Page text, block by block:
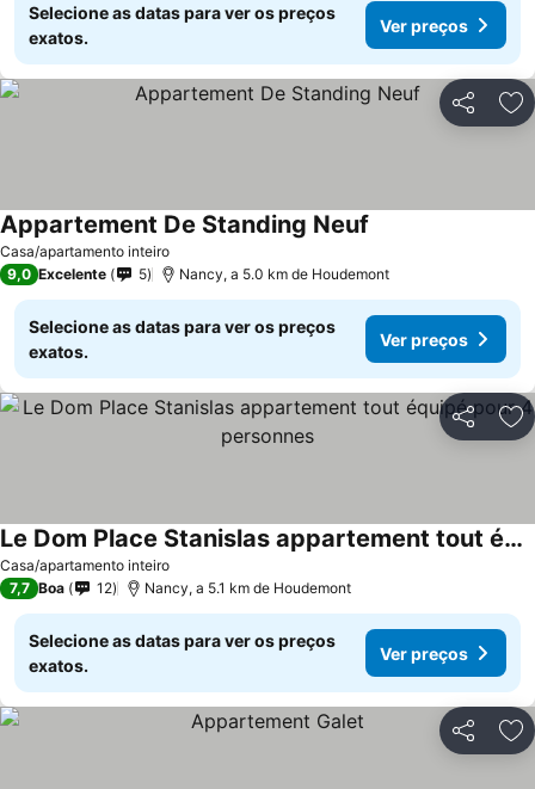
Selecione as datas para ver os preços
exatos.
Ver preços
Partilhar
Casa/apartamento inteiro
Appartement De Standing Neuf
9,0 Excelente 5 Nancy, a 5.0 km de Houdemont
Selecione as datas para ver os preços
exatos.
Ver preços
Partilhar
Casa/apartamento inteiro
Le Dom Place Stanislas appartement tout équipé pour 4 personnes
7,7 Boa 12 Nancy, a 5.1 km de Houdemont
Selecione as datas para ver os preços
exatos.
Ver preços
Partilhar